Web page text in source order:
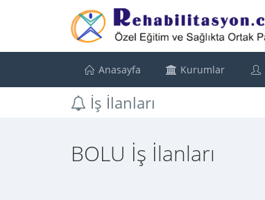
Anasayfa Kurumlar
İş İlanları
BOLU İş İlanları